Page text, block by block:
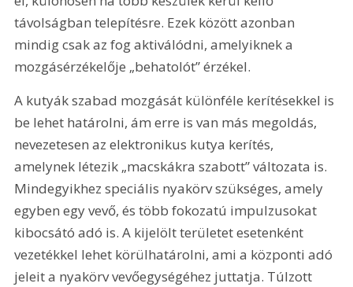
távolságban telepítésre. Ezek között azonban
mindig csak az fog aktiválódni, amelyiknek a
mozgásérzékelője „behatolót” érzékel.
A kutyák szabad mozgását különféle kerítésekkel is
be lehet határolni, ám erre is van más megoldás,
nevezetesen az elektronikus kutya kerítés,
amelynek létezik „macskákra szabott” változata is.
Mindegyikhez speciális nyakörv szükséges, amely
egyben egy vevő, és több fokozatú impulzusokat
kibocsátó adó is. A kijelölt területet esetenként
vezetékkel lehet körülhatárolni, ami a központi adó
jeleit a nyakörv vevőegységéhez juttatja. Túlzott